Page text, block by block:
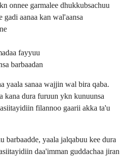
onnee garmalee dhukkubsachuu
aanaa kan wal'aansa
fayyuu
barbaadan
yaala sanaa wajjin wal bira qaba.
kana dura furuun ykn kunuunsa
filannoo gaarii akka ta'u
barbaadde, yaala jalqabuu kee dura
daa'imman guddachaa jiran